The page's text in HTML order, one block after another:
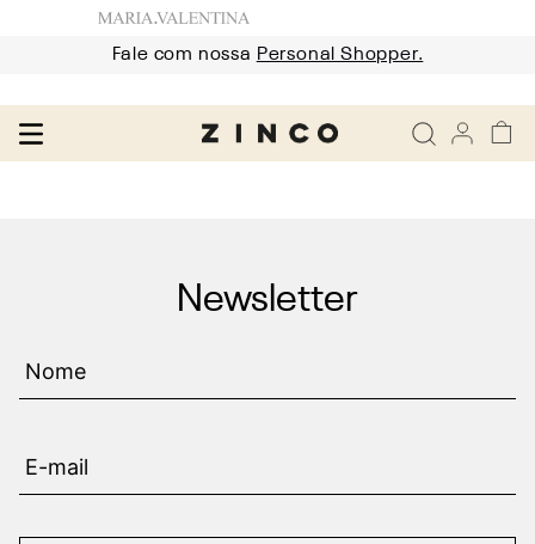
Fale com nossa Personal Shopper.
Newsletter